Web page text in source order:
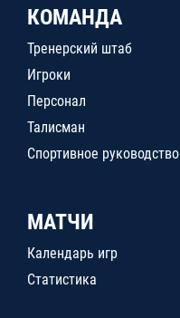
КОМАНДА
Тренерский штаб
Игроки
Персонал
Талисман
Спортивное руководство
МАТЧИ
Календарь игр
Статистика